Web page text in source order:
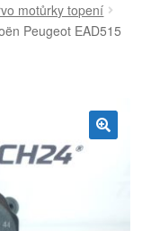
motůrky topení
Peugeot EAD515